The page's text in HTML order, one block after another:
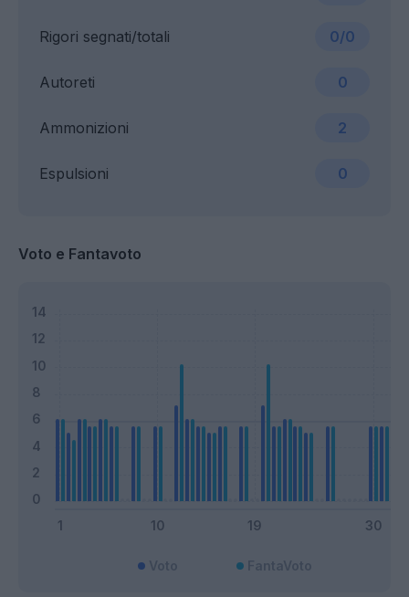
Ammonizioni 2
Rigori segnati/totali 0/0
Espulsioni 0
Autoreti 0
Voto e Fantavoto